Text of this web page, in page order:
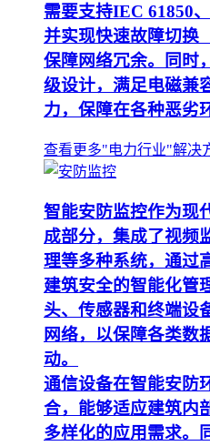
需要支持IEC 61850
并实现快速故障切换
保障网络冗余。同时
级设计，满足电磁兼
力，保障在各种恶劣
查看更多"电力行业"解决
智能安防监控作为现
成部分，集成了视频
理等多种系统，通过
建筑安全的智能化管
头、传感器和终端设
网络，以保障各类数
动。
通信设备在智能安防
合，能够适应建筑内
多样化的应用需求。